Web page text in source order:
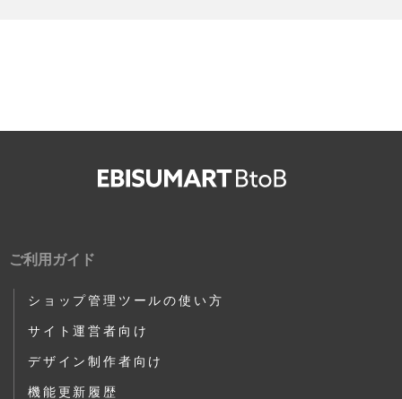
ご利用ガイド
ショップ管理ツールの使い方
サイト運営者向け
デザイン制作者向け
機能更新履歴